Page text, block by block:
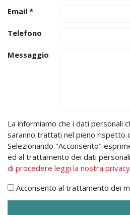
Email *
Telefono
Messaggio
La informiamo che i dati personali
saranno trattati nel pieno rispetto
Selezionando "Acconsento"
ed al trattamento dei dati
di procedere leggi la nostra
Acconsento al trattamento dei